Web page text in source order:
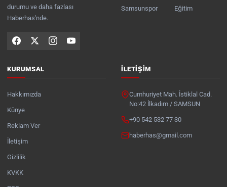
durumu ve daha fazlası
Haberhas'nde.
Samsunspor Eğitim
KURUMSAL
Hakkımızda
Künye
Reklam Ver
İletişim
Gizlilik
KVKK
İLETIŞIM
Cumhuriyet Mah. İstiklal Cad.
No:42 İlkadım / SAMSUN
+90 542 532 77 30
haberhas@gmail.com